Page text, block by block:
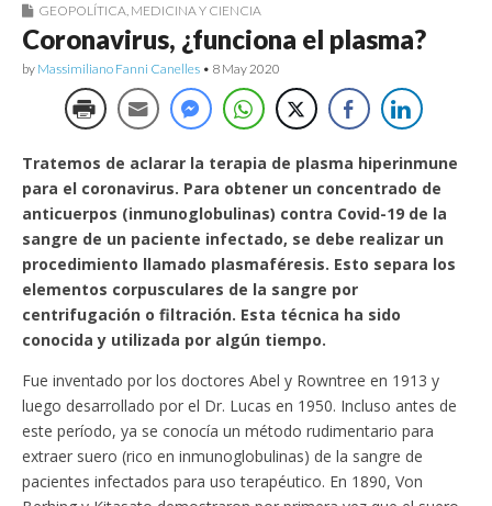
Socialnews en
Español
GEOPOLÍTICA MEDICINA Y CIENCIA
Coronavirus, ¿funciona el plasma?
by Massimiliano Fanni Canelles • 8 May 2020
Tratemos de aclarar la terapia de plasma hiperinmune
para el coronavirus. Para obtener un concentrado de
anticuerpos (inmunoglobulinas) contra Covid-19 de la
sangre de un paciente infectado, se debe realizar un
procedimiento llamado plasmaféresis. Esto separa los
elementos corpusculares de la sangre por
centrifugación o filtración. Esta técnica ha sido
conocida y utilizada por algún tiempo.
Fue inventado por los doctores Abel y Rowntree en 1913 y
luego desarrollado por el Dr. Lucas en 1950. Incluso antes de
este período, ya se conocía un método rudimentario para
extraer suero (rico en inmunoglobulinas) de la sangre de
pacientes infectados para uso terapéutico. En 1890, Von